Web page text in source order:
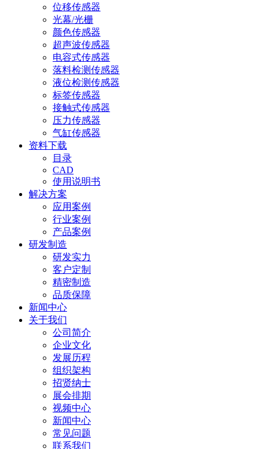
位移传感器
光幕/光栅
颜色传感器
超声波传感器
电容式传感器
落料检测传感器
液位检测传感器
标签传感器
接触式传感器
压力传感器
气缸传感器
资料下载
目录
CAD
使用说明书
解决方案
应用案例
行业案例
产品案例
研发制造
研发实力
客户定制
精密制造
品质保障
新闻中心
关于我们
公司简介
企业文化
发展历程
组织架构
招贤纳士
展会排期
视频中心
新闻中心
常见问题
联系我们